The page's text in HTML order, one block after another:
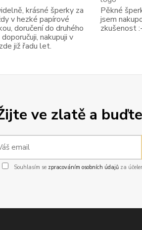
ve zlatě a
Souhlasím se zpracováním osobních údajůza
krásné šperky za
v hezké papírové
doručení do druhého
nakupuji v
již řadu let.
Pěkné
jsem
zkušenost